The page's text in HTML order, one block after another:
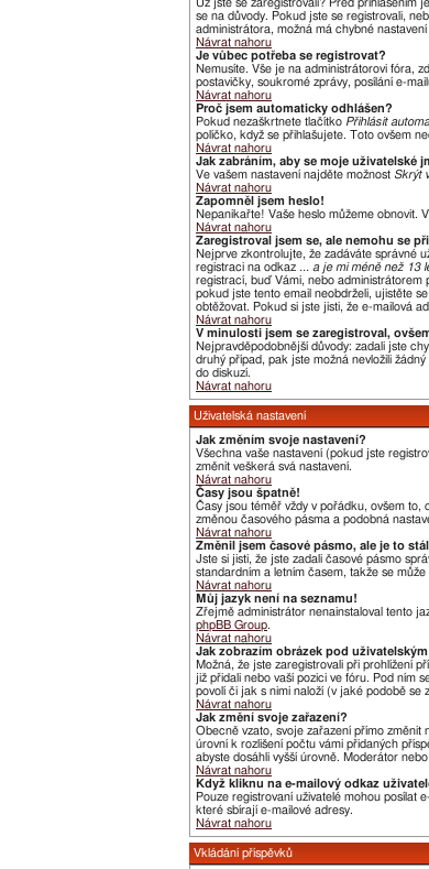
Už jste se zaregistrovali? Před přihlášením
se na důvody. Pokud jste se registrovali,
administrátora, možná má chybné nastavení
Návrat nahoru
Je vůbec potřeba se registrovat?
Nemusíte. Vše je na administrátorovi fóra,
postavičky, soukromé zprávy, posílání e-
Návrat nahoru
Proč jsem automaticky odhlášen?
Pokud nezaškrtnete tlačítko Přihlásit
políčko, když se přihlašujete. Toto ovšem
Návrat nahoru
Jak zabráním, aby se moje uživatelské
Ve vašem nastavení najděte možnost Skrýt
Návrat nahoru
Zapomněl jsem heslo!
Nepanikařte! Vaše heslo můžeme obnovit.
Návrat nahoru
Zaregistroval jsem se, ale nemohu se
Nejprve zkontrolujte, že zadáváte správné
registraci na odkaz ... a je mi méně než 13
registrací, buď Vámi, nebo administrátorem
pokud jste tento email neobdrželi, ujistěte
obtěžovat. Pokud si jste jisti, že e-mailová
Návrat nahoru
V minulosti jsem se zaregistroval,
Nejpravděpodobnější důvody: zadali jste
druhý případ, pak jste možná nevložili
do diskuzí.
Návrat nahoru
Uživatelská nastavení
Jak změním svoje nastavení?
Všechna vaše nastavení (pokud jste
změnit veškerá svá nastavení.
Návrat nahoru
Časy jsou špatně!
Časy jsou téměř vždy v pořádku, ovšem to,
změnou časového pásma a podobná
Návrat nahoru
Změnil jsem časové pásmo, ale je to
Jste si jisti, že jste zadali časové pásmo
standardním a letním časem, takže se
Návrat nahoru
Můj jazyk není na seznamu!
Zřejmě administrátor nenainstaloval tento
phpBB Group.
Návrat nahoru
Jak zobrazím obrázek pod
Možná, že jste zaregistrovali při prohlížení
již přidali nebo vaší pozici ve fóru. Pod ním
povolí či jak s nimi naloží (v jaké podobě se
Návrat nahoru
Jak změní svoje zařazení?
Obecně vzato, svoje zařazení přímo změnit
úrovní k rozlišení počtu vámi přidaných
abyste dosáhli vyšší úrovně. Moderátor
Návrat nahoru
Když kliknu na e-mailový odkaz
Pouze registrovaní uživatelé mohou posílat
které sbírají e-mailové adresy.
Návrat nahoru
Vkládání příspěvků